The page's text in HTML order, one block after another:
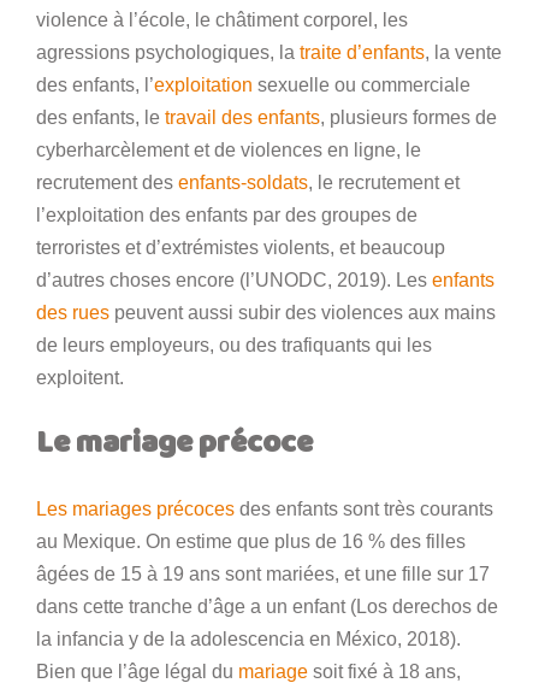
violence à l’école, le châtiment corporel, les
agressions psychologiques, la traite d’enfants, la vente
des enfants, l’exploitation sexuelle ou commerciale
des enfants, le travail des enfants, plusieurs formes de
cyberharcèlement et de violences en ligne, le
recrutement des enfants-soldats, le recrutement et
l’exploitation des enfants par des groupes de
terroristes et d’extrémistes violents, et beaucoup
d’autres choses encore (l’UNODC, 2019). Les enfants
des rues peuvent aussi subir des violences aux mains
de leurs employeurs, ou des trafiquants qui les
exploitent.
Le mariage précoce
Les mariages précoces des enfants sont très courants
au Mexique. On estime que plus de 16 % des filles
âgées de 15 à 19 ans sont mariées, et une fille sur 17
dans cette tranche d’âge a un enfant (Los derechos de
la infancia y de la adolescencia en México, 2018).
Bien que l’âge légal du mariage soit fixé à 18 ans,